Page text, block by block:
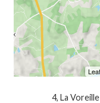
4, La Voreille